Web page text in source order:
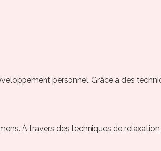
personnel. Grâce à des
À travers des techniques de